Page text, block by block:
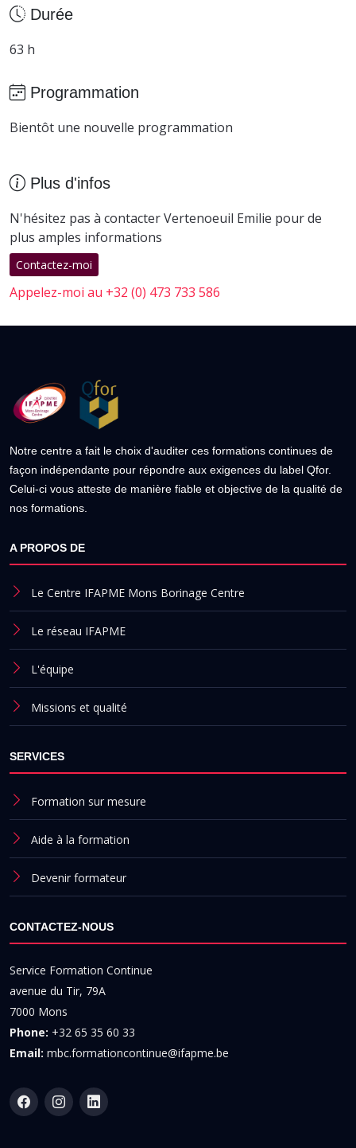
Durée
63 h
Programmation
Bientôt une nouvelle programmation
Plus d'infos
N'hésitez pas à contacter Vertenoeuil Emilie pour de
plus amples informations
Contactez-moi
Appelez-moi au +32 (0) 473 733 586
Notre centre a fait le choix d'auditer ces formations continues de
façon indépendante pour répondre aux exigences du label Qfor.
Celui-ci vous atteste de manière fiable et objective de la qualité de
nos formations.
A PROPOS DE
Le Centre IFAPME Mons Borinage Centre
Le réseau IFAPME
L'équipe
Missions et qualité
SERVICES
Formation sur mesure
Aide à la formation
Devenir formateur
CONTACTEZ-NOUS
Service Formation Continue
avenue du Tir, 79A
7000 Mons
Phone: +32 65 35 60 33
Email: mbc.formationcontinue@ifapme.be